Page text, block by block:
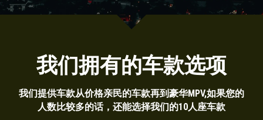
我们拥有的车款选项
我们提供车款从价格亲民的车款再到豪华MPV,如果您的
人数比较多的话，还能选择我们的10人座车款